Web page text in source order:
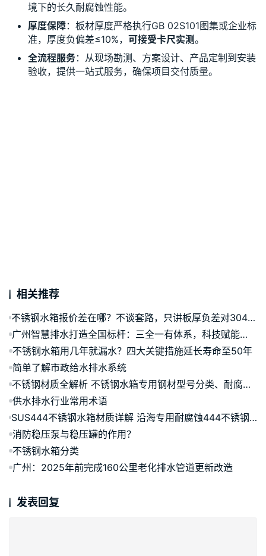
境下的长久耐腐蚀性能。
厚度保障：板材厚度严格执行GB 02S101图集或企业标
准，厚度负偏差≤10%， 可接受卡尺实测。
全流程服务：从现场勘测、方案设计、产品定制到安装
验收，提供一站式服务，确保项目交付质量。
相关推荐
不锈钢水箱报价差在哪？不谈套路，只讲板厚负差对304/316水箱成本的真实影响
广州智慧排水打造全国标杆：三全一有体系，科技赋能城市防涝治水
不锈钢水箱用几年就漏水？四大关键措施延长寿命至50年
简单了解市政给水排水系统
不锈钢材质全解析 不锈钢水箱专用钢材型号分类、耐腐蚀原理及选型用途详解
供水排水行业常用术语
SUS444不锈钢水箱材质详解 沿海专用耐腐蚀444不锈钢水箱性价比优势及五年质保保障
消防稳压泵与稳压罐的作用？
不锈钢水箱分类
广州：2025年前完成160公里老化排水管道更新改造
发表回复